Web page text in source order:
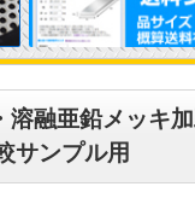
溶融亜鉛メッキ
サンプル用